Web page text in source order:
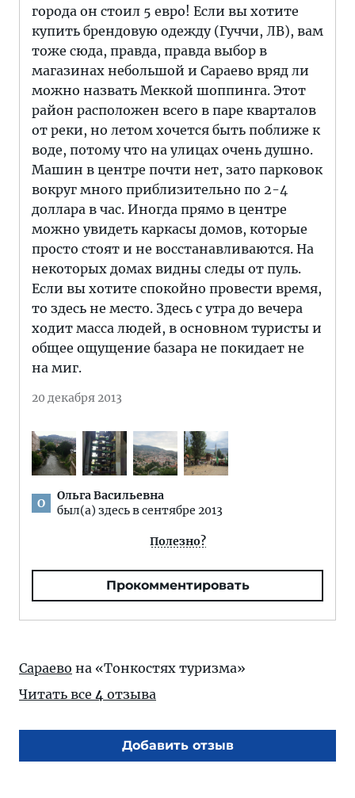
города он стоил 5 евро! Если вы хотите
купить брендовую одежду (Гуччи, ЛВ), вам
тоже сюда, правда, правда выбор в
магазинах небольшой и Сараево вряд ли
можно назвать Меккой шоппинга. Этот
район расположен всего в паре кварталов
от реки, но летом хочется быть поближе к
воде, потому что на улицах очень душно.
Машин в центре почти нет, зато парковок
вокруг много приблизительно по 2-4
доллара в час. Иногда прямо в центре
можно увидеть каркасы домов, которые
просто стоят и не восстанавливаются. На
некоторых домах видны следы от пуль.
Если вы хотите спокойно провести время,
то здесь не место. Здесь с утра до вечера
ходит масса людей, в основном туристы и
общее ощущение базара не покидает не
на миг.
20 декабря 2013
О
Ольга Васильевна
был(а) здесь в сентябре 2013
Полезно?
Прокомментировать
Сараево на «Тонкостях туризма»
Читать все 4 отзыва
Добавить отзыв